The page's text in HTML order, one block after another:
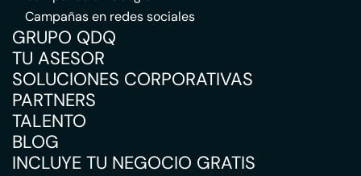
Campañas en redes sociales
GRUPO QDQ
TU ASESOR
SOLUCIONES CORPORATIVAS
PARTNERS
TALENTO
BLOG
INCLUYE TU NEGOCIO GRATIS